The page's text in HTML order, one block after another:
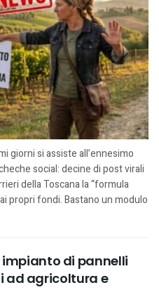
giorni si assiste all’ennesimo
social: decine di post virali
della Toscana la “formula
propri fondi. Bastano un modulo
impianto di pannelli
ad agricoltura e